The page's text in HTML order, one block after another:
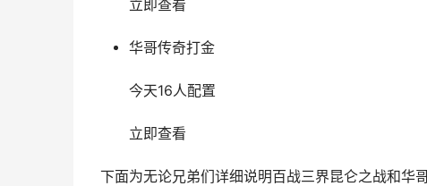
立即查看
华哥传奇打金
今天16人配置
立即查看
下面为无论兄弟们详细说明百战三界昆仑之战和华